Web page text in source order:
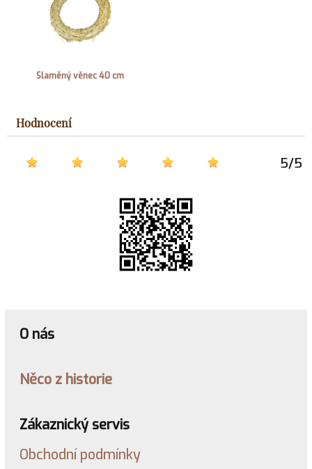
Hodnocení
5/5
Slaměný věnec 40 cm
O nás
Něco z historie
Zákaznický servis
Obchodní podmínky